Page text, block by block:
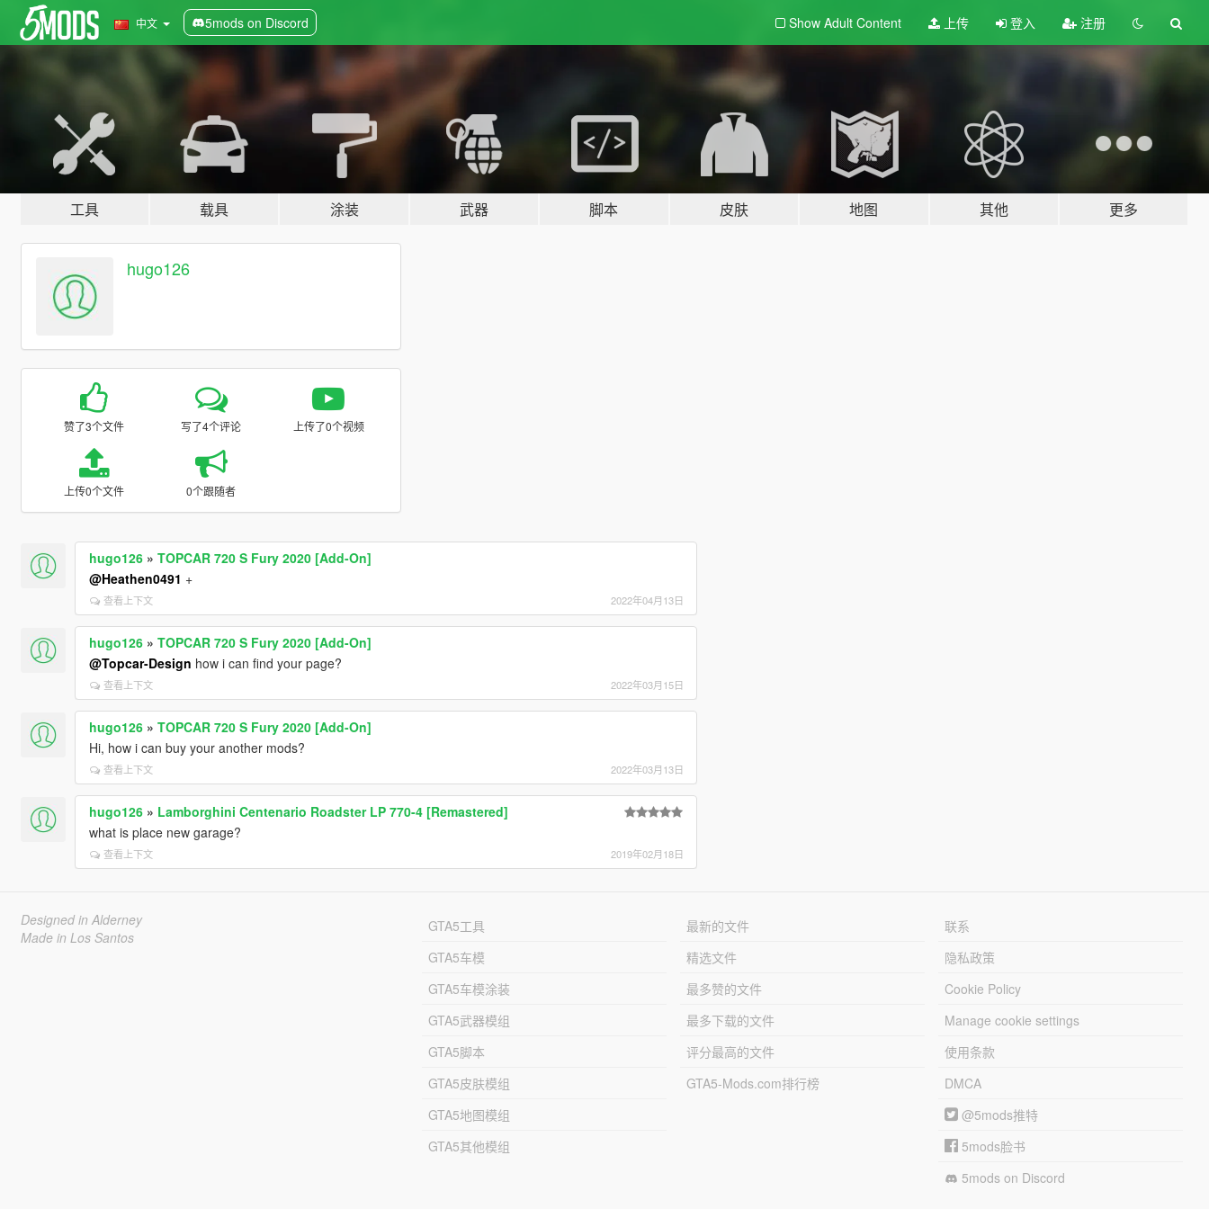
中文 5mods on Discord Show Adult Content 上传 登入 注册
工具 载具 涂装 武器 脚本 皮肤 地图 其他 更多
hugo126
赞了3个文件 写了4个评论 上传了0个视频
上传0个文件 0个跟随者
hugo126» TOPCAR 720 S Fury 2020 [Add-On]
@Heathen0491 +
查看上下文 2022年04月13日
hugo126» TOPCAR 720 S Fury 2020 [Add-On]
@Topcar-Design how i can find your page?
查看上下文 2022年03月15日
hugo126» TOPCAR 720 S Fury 2020 [Add-On]
Hi, how i can buy your another mods?
查看上下文 2022年03月13日
hugo126» Lamborghini Centenario Roadster LP 770-4 [Remastered]
what is place new garage?
查看上下文 2019年02月18日
Designed in Alderney
Made in Los Santos
GTA5工具
GTA5车模
GTA5车模涂装
GTA5武器模组
GTA5脚本
GTA5皮肤模组
GTA5地图模组
GTA5其他模组
最新的文件
精选文件
最多赞的文件
最多下载的文件
评分最高的文件
GTA5-Mods.com排行榜
联系
隐私政策
Cookie Policy
Manage cookie settings
使用条款
DMCA
@5mods推特
5mods脸书
5mods on Discord